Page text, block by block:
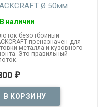
Ø 50мм
В наличии
безотбойный
преназначен для
металла и кузовного
Это правильный
₽